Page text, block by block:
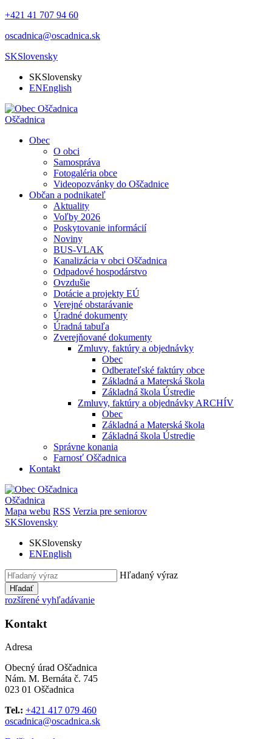
+421 41 707 94 60
oscadnica@oscadnica.sk
SKSlovensky
SKSlovensky
ENEnglish
Oščadnica
Obec
O obci
Samospráva
Fotogaléria obce
Videopozvánky do Oščadnice
Občan a podnikateľ
Aktuality
Voľby 2026
Poskytovanie informácií
Noviny
BUS-VLAK
Kanalizácia v obci Oščadnica
Odpadové hospodárstvo
Ovzdušie
Dotácie a projekty EÚ
Verejné obstarávanie
Úradné dokumenty
Úradná tabuľa
Zverejňované dokumenty
Zmluvy, faktúry a objednávky
Obec
Odberateľské faktúry obce
Základná a Materská škola
Základná škola Ústredie
Zmluvy, faktúry a objednávky ARCHÍV
Obec
Základná a Materská škola
Základná škola Ústredie
Správne konania
Farnosť Oščadnica
Kontakt
Oščadnica
Mapa webu RSS Verzia pre seniorov
SKSlovensky
SKSlovensky
ENEnglish
Hľadaný výraz
Hľadať
rozšírené vyhľadávanie
Kontakt
Adresa
Obecný úrad Oščadnica
Nám. M. Bernáta č. 745
023 01 Oščadnica
Tel.: +421 417 079 460
oscadnica@oscadnica.sk